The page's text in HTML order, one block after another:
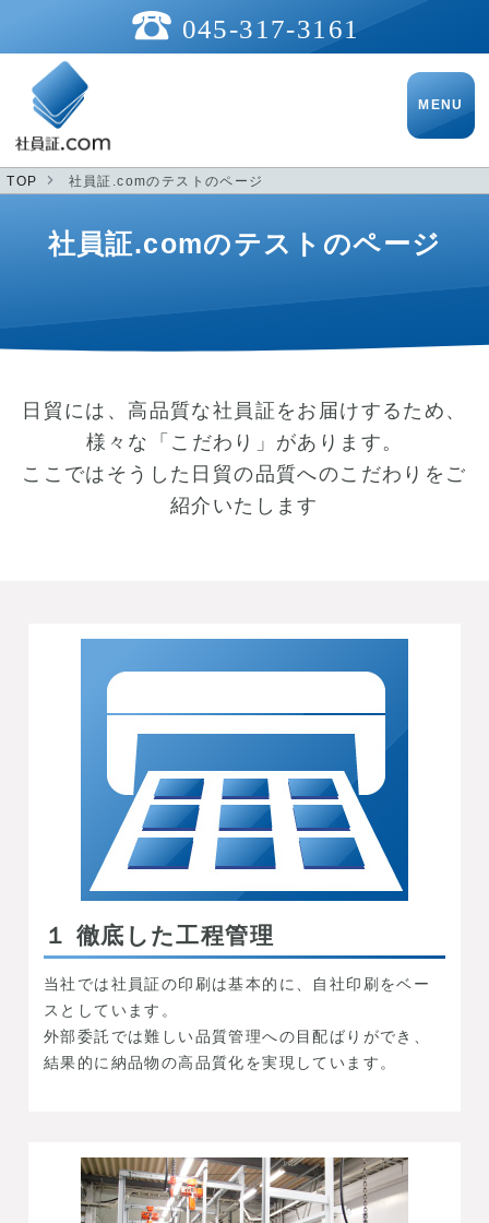
045-317-3161
TOP 社員証.comのテストのページ
社員証.comのテストのページ
日貿には、高品質な社員証をお届けするため、
様々な「こだわり」があります。
ここではそうした日貿の品質へのこだわりをご
紹介いたします
１ 徹底した工程管理
当社では社員証の印刷は基本的に、自社印刷をベー
スとしています。
外部委託では難しい品質管理への目配ばりができ、
結果的に納品物の高品質化を実現しています。